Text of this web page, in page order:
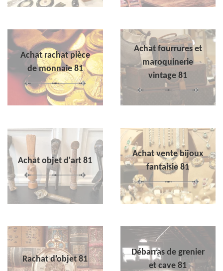
Achat rachat pièce
de monnaie 81
Achat fourrures et
maroquinerie
vintage 81
Achat objet d'art 81
Achat vente bijoux
fantaisie 81
Rachat d'objet 81
Débarras de grenier
et cave 81